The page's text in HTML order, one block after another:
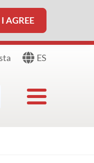
I AGREE
ES
Toggle